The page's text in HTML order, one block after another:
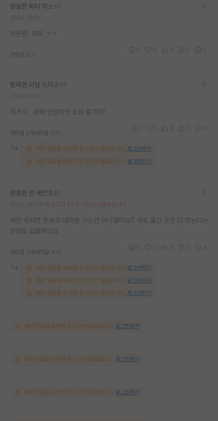
반도체 아카데미
재팬라운지 🌸
성실한 피터 힉스
적은편. 자퇴 ㄱㄱ
대댓글 쓰기
행복한 아담 스미스
지거국 , 과제 인센티브 포함 월 180
대댓글 2개 대댓글 쓰기
해당 댓글을 보려면 로그인이 필요합니다. 로그인하기
해당 댓글을 보려면 로그인이 필요합니다. 로그인하기
엉뚱한 존 케인즈
누적 신고가 50개 이상인 사용자입니다.
적긴 하지만 돈보고 대학원 가는건 아니잖아요? 새로 옮긴 곳은 더 받는다는
보장도 없을테고요
대댓글 3개 대댓글 쓰기
해당 댓글을 보려면 로그인이 필요합니다. 로그인하기
해당 댓글을 보려면 로그인이 필요합니다. 로그인하기
해당 댓글을 보려면 로그인이 필요합니다. 로그인하기
해당 댓글을 보려면 로그인이 필요합니다. 로그인하기
해당 댓글을 보려면 로그인이 필요합니다. 로그인하기
해당 댓글을 보려면 로그인이 필요합니다. 로그인하기